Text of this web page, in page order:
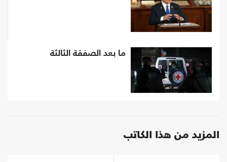
ما بعد الصفقة الثالثة
المزيد من هذا الكاتب